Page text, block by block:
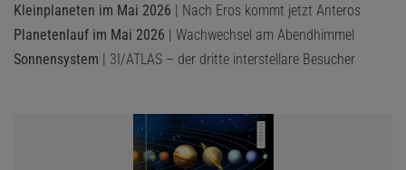
Kleinplaneten im Mai 2026 | Nach Eros kommt jetzt Anteros
Planetenlauf im Mai 2026 | Wachwechsel am Abendhimmel
Sonnensystem | 3I/ATLAS – der dritte interstellare Besucher